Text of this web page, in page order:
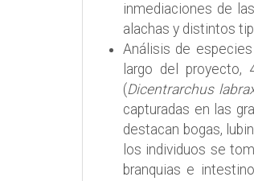
inmediaciones de
alachas y distintos
Análisis de
largo del proyecto,
(Dicentrarchus
capturadas en las
destacan bogas,
los individuos se
branquias e